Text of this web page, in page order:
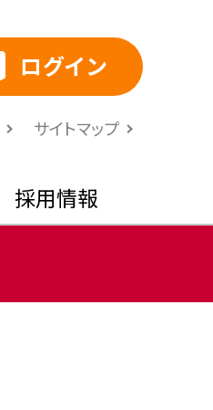
採用情報
ログイン
サイトマップ